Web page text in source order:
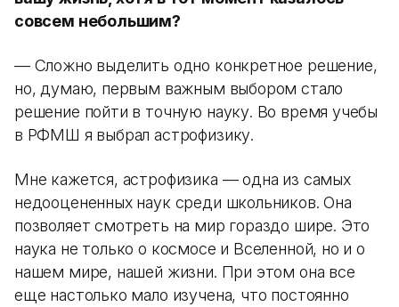
совсем небольшим?
— Сложно выделить одно конкретное решение,
но, думаю, первым важным выбором стало
решение пойти в точную науку. Во время учебы
в РФМШ я выбрал астрофизику.
Мне кажется, астрофизика — одна из самых
недооцененных наук среди школьников. Она
позволяет смотреть на мир гораздо шире. Это
наука не только о космосе и Вселенной, но и о
нашем мире, нашей жизни. При этом она все
еще настолько мало изучена, что постоянно